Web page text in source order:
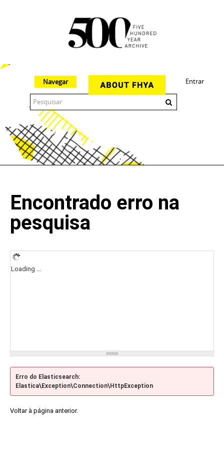
Entrar
Navegar
Encontrado erro na
pesquisa
Loading ...
Erro do Elasticsearch:
Elastica\Exception\Connection\HttpException
Voltar à página anterior.